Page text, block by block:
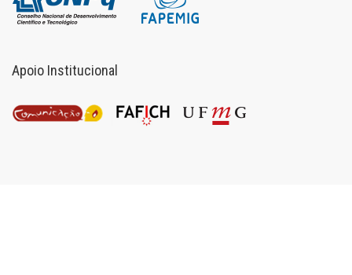
Apoio Institucional